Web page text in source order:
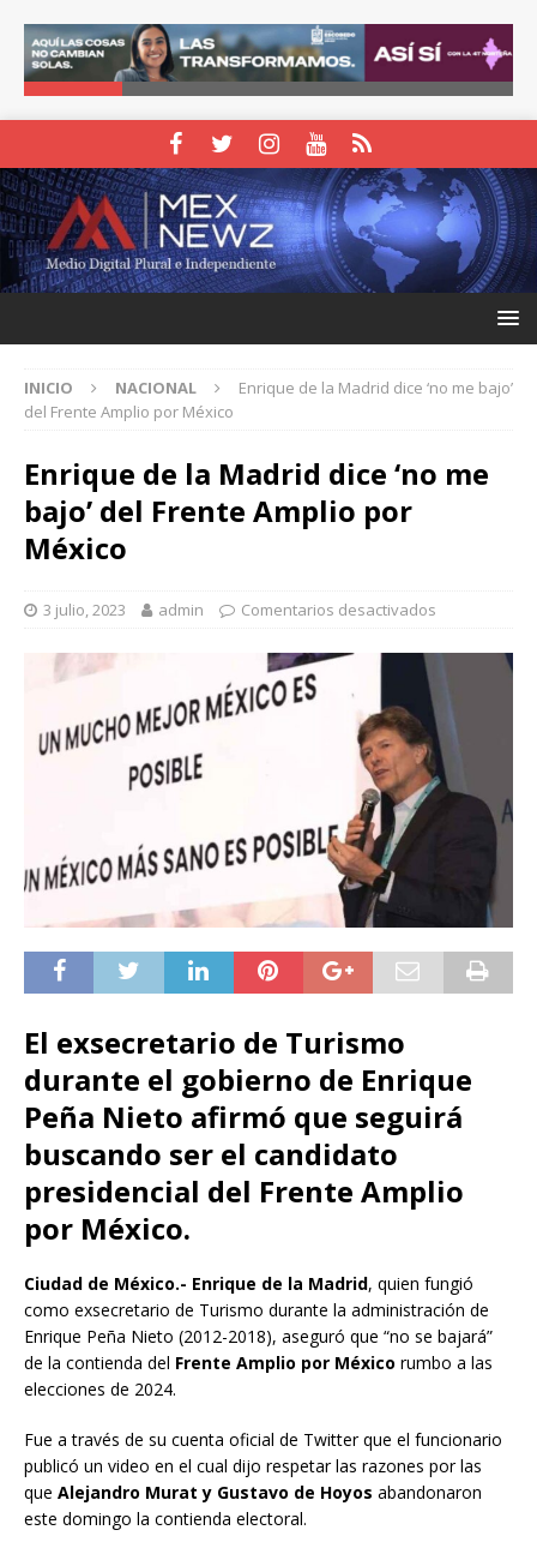
INICIO NACIONAL
Enrique de la Madrid dice ‘no me bajo’
del Frente Amplio por México
Enrique de la Madrid dice ‘no me
bajo’ del Frente Amplio por
México
3 julio, 2023 admin Comentarios desactivados
El exsecretario de Turismo
durante el gobierno de Enrique
Peña Nieto afirmó que seguirá
buscando ser el candidato
presidencial del Frente Amplio
por México.
Ciudad de México.- Enrique de la Madrid, quien fungió
como exsecretario de Turismo durante la administración de
Enrique Peña Nieto (2012-2018), aseguró que “no se bajará”
de la contienda del Frente Amplio por México rumbo a las
elecciones de 2024.
Fue a través de su cuenta oficial de Twitter que el funcionario
publicó un video en el cual dijo respetar las razones por las
que Alejandro Murat y Gustavo de Hoyos abandonaron
este domingo la contienda electoral.